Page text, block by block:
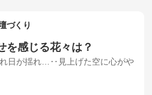
づくり
を感じる花々は？
日が揺れ…‥見上げた空に心がや